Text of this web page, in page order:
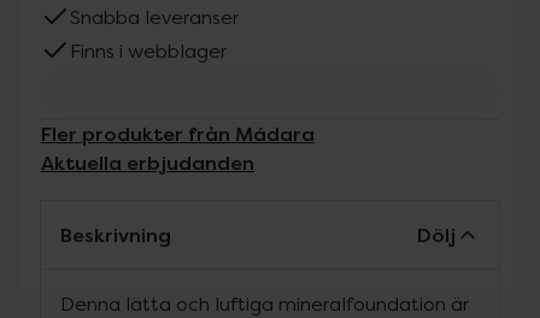
Snabba leveranser
Finns i webblager
Fler produkter från Mádara
Aktuella erbjudanden
Beskrivning Dölj
Denna lätta och luftiga mineralfoundation är